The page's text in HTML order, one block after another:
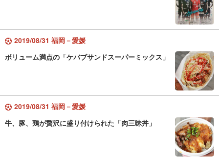
2019/08/31 福岡－愛媛
ボリューム満点の「ケバブサンドスーパーミックス」
2019/08/31 福岡－愛媛
牛、豚、鶏が贅沢に盛り付けられた「肉三昧丼」